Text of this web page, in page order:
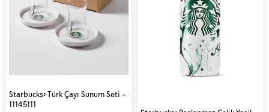
Starbucks® Türk Çayı Sunum Seti -
11145111